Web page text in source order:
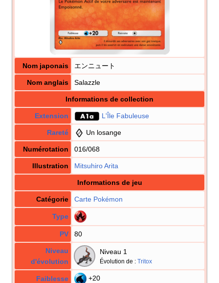
Nom japonais エンニュート
Nom anglais Salazzle
Informations de collection
Extension L'Île Fabuleuse
Rareté Un losange
Numérotation 016/068
Illustration Mitsuhiro Arita
Informations de jeu
Catégorie Carte Pokémon
Type
PV 80
Niveau
d'évolution
Niveau 1
Évolution de : Tritox
Faiblesse +20